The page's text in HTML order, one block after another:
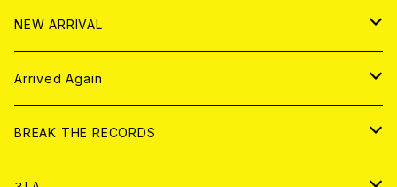
HOOD
EL ZINE
アナログ
アパレル
書籍
NEW ARRIVAL
CD
アナログ
Arrived Again
CD
BREAK THE RECORDS